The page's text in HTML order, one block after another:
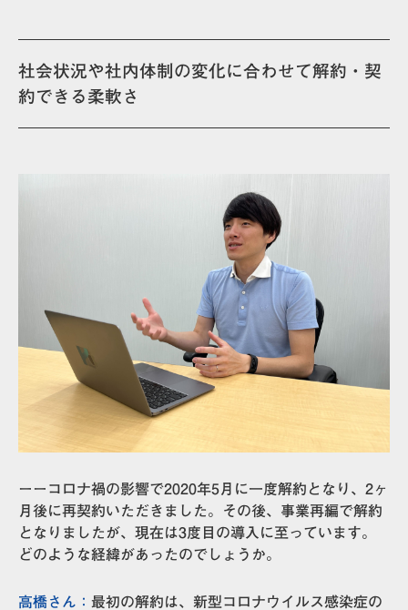
社会状況や社内体制の変化に合わせて解約・契
約できる柔軟さ
ーーコロナ禍の影響で2020年5月に一度解約となり、2ヶ
月後に再契約いただきました。その後、事業再編で解約
となりましたが、現在は3度目の導入に至っています。
どのような経緯があったのでしょうか。
高橋さん： 最初の解約は、新型コロナウイルス感染症の